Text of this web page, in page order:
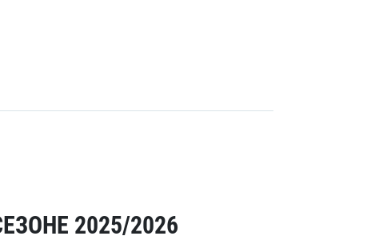
2025/2026